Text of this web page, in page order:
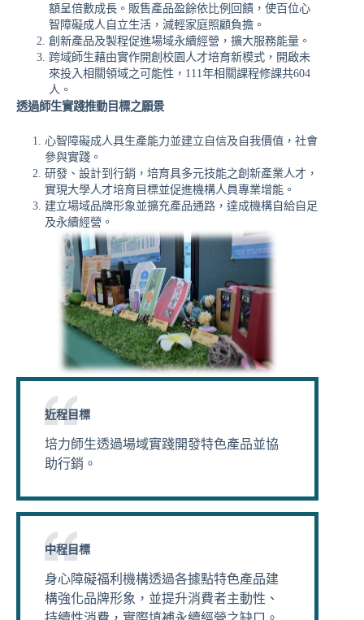
額呈倍數成長。販售產品盈餘依比例回饋，使百位心
智障礙成人自立生活，減輕家庭照顧負擔。
創新產品及製程促進場域永續經營，擴大服務能量。
跨域師生藉由實作開創校園人才培育新模式，開啟未
來投入相關領域之可能性，111年相關課程修課共604
人。
透過師生實踐推動目標之願景
心智障礙成人具生產能力並建立自信及自我價值，社會
參與實踐。
研發、設計到行銷，培育具多元技能之創新產業人才，
實現大學人才培育目標並促進機構人員專業增能。
建立場域品牌形象並擴充產品通路，達成機構自給自足
及永續經營。
近程目標
培力師生透過場域實踐開發特色產品並協
助行銷​。
中程目標
身心障礙福利機構透過各據點特色產品建
構強化品牌形象，並提升消費者主動性、